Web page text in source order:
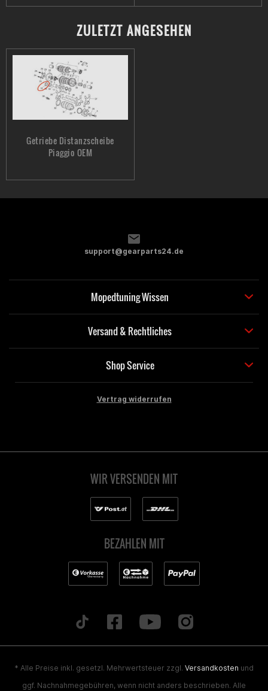
ZULETZT ANGESEHEN
Getriebe Distanzscheibe
Piaggio OEM
support@gearparts24.de
Mopedtuning Wissen
Versand & Rechtliches
Shop Service
Vertrag widerrufen
WIR VERSENDEN MIT
BEZAHLEN MIT
* Alle Preise inkl. gesetzl. Mehrwertsteuer zzgl. Versandkosten und
ggf. Nachnahmegebühren, wenn nicht anders beschrieben. Alle